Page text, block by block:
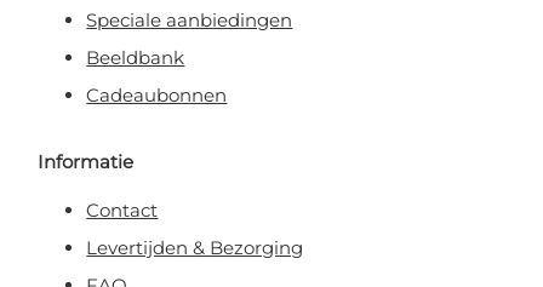
Speciale aanbiedingen
Beeldbank
Cadeaubonnen
Informatie
Contact
Levertijden & Bezorging